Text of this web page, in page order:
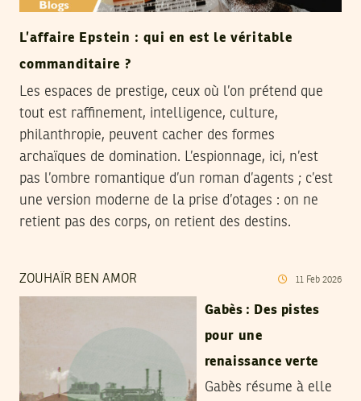
L’affaire Epstein : qui en est le véritable
commanditaire ?
Les espaces de prestige, ceux où l’on prétend que
tout est raffinement, intelligence, culture,
philanthropie, peuvent cacher des formes
archaïques de domination. L’espionnage, ici, n’est
pas l’ombre romantique d’un roman d’agents ; c’est
une version moderne de la prise d’otages : on ne
retient pas des corps, on retient des destins.
ZOUHAÏR BEN AMOR 11 Feb 2026
Gabès : Des pistes
pour une
renaissance verte
Gabès résume à elle